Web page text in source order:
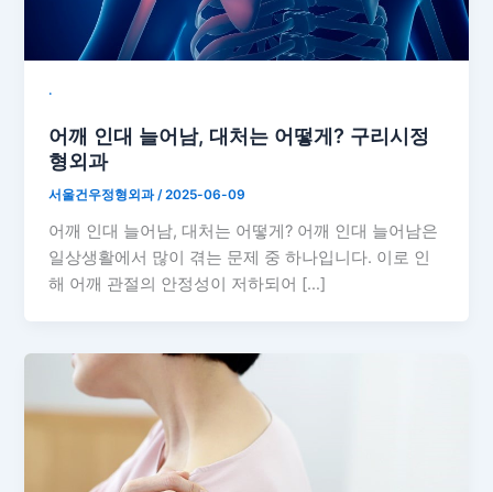
˙
어깨 인대 늘어남, 대처는 어떻게? 구리시정
형외과
서울건우정형외과/2025-06-09
어깨 인대 늘어남, 대처는 어떻게? 어깨 인대 늘어남은
일상생활에서 많이 겪는 문제 중 하나입니다. 이로 인
해 어깨 관절의 안정성이 저하되어 […]